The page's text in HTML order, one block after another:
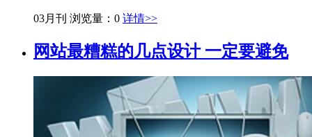
03月刊 浏览量：0 详情>>
网站最糟糕的几点设计 一定要避免